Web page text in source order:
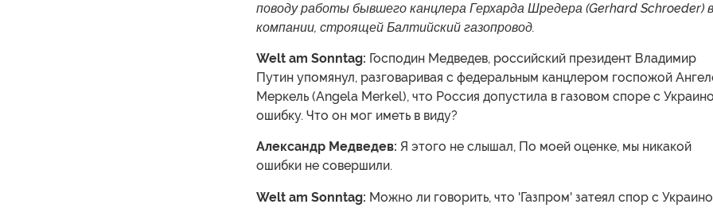
поводу работы бывшего канцлера Герхарда Шредера (Gerhard Schroeder) в
компании, строящей Балтийский газопровод.
Welt am Sonntag: Господин Медведев, российский президент Владимир
Путин упомянул, разговаривая с федеральным канцлером госпожой
Меркель (Angela Merkel), что Россия допустила в газовом споре с
ошибку. Что он мог иметь в виду?
Александр Медведев: Я этого не слышал, По моей оценке, мы никакой
ошибки не совершили.
Welt am Sonntag: Можно ли говорить, что 'Газпром' затеял спор с